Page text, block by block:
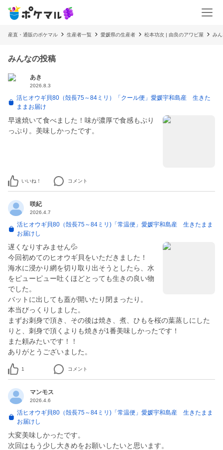
産直・通販のポケマル 生産者一覧 愛媛県の生産者 松本功次 | 由良のアワビ屋 み
みんなの投稿
あき
2026.8.3
活ヒオウギ貝80（殻長75～84ミリ）「クール便」愛媛宇和島産 生きた
ままお届け
早速焼いて食べました！味が濃厚で食感もぷり
っぷり。美味しかったです。
いいね！ コメント
咲紀
2026.4.7
活ヒオウギ貝80（殻長75～84ミリ)「常温便」愛媛宇和島産 生きたまま
お届けし
遅くなりすみません💦
今回初めてのヒオウギ貝をいただきました！
海水に浸かり網を切り取り出そうとしたら、水
をピューピュー吐くほどとっても生きの良い物
でした。
バットに出しても蓋が開いたり閉まったり。
本当びっくりしました。
まずお刺身で頂き、その後は焼き、煮、ひもを桜の葉蒸しにした
りと、刺身で頂くよりも焼きが1番美味しかったです！
また頼みたいです！！
ありがとうございました。
1 コメント
マンモス
2026.4.6
活ヒオウギ貝80（殻長75～84ミリ)「常温便」愛媛宇和島産 生きたまま
お届けし
大変美味しかったです。
次回はもう少し大きめをお願いしたいと思います。